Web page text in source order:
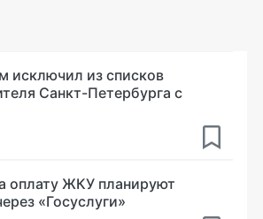
исключил из списков
Санкт-Петербурга с
оплату ЖКУ планируют
«Госуслуги»